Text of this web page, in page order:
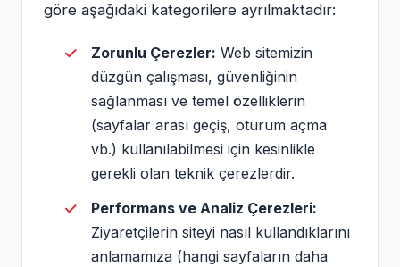
göre aşağıdaki kategorilere ayrılmaktadır:
Zorunlu Çerezler: Web sitemizin
düzgün çalışması, güvenliğinin
sağlanması ve temel özelliklerin
(sayfalar arası geçiş, oturum açma
vb.) kullanılabilmesi için kesinlikle
gerekli olan teknik çerezlerdir.
Performans ve Analiz Çerezleri:
Ziyaretçilerin siteyi nasıl kullandıklarını
anlamamıza (hangi sayfaların daha